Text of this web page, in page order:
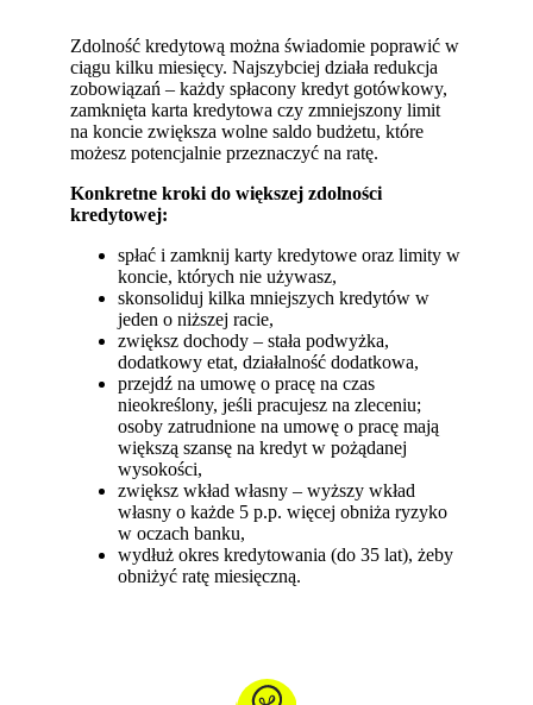
Zdolność kredytową można świadomie poprawić w
ciągu kilku miesięcy. Najszybciej działa redukcja
zobowiązań – każdy spłacony kredyt gotówkowy,
zamknięta karta kredytowa czy zmniejszony limit
na koncie zwiększa wolne saldo budżetu, które
możesz potencjalnie przeznaczyć na ratę.
Konkretne kroki do większej zdolności
kredytowej:
spłać i zamknij karty kredytowe oraz limity w
koncie, których nie używasz,
skonsoliduj kilka mniejszych kredytów w
jeden o niższej racie,
zwiększ dochody – stała podwyżka,
dodatkowy etat, działalność dodatkowa,
przejdź na umowę o pracę na czas
nieokreślony, jeśli pracujesz na zleceniu;
osoby zatrudnione na umowę o pracę mają
większą szansę na kredyt w pożądanej
wysokości,
zwiększ wkład własny – wyższy wkład
własny o każde 5 p.p. więcej obniża ryzyko
w oczach banku,
wydłuż okres kredytowania (do 35 lat), żeby
obniżyć ratę miesięczną.